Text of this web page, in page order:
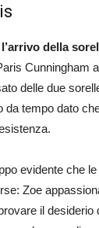
della
Cunningham
delle due
da tempo dato
evidente che
Zoe
il desiderio